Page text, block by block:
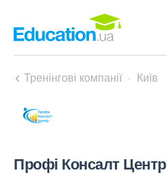
Тренінгові компанії Київ
Профі Консалт Центр